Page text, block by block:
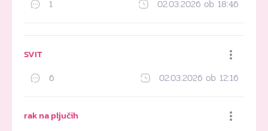
1 02.03.2026 ob 18:46
SVIT
6 02.03.2026 ob 12:16
rak na pljučih